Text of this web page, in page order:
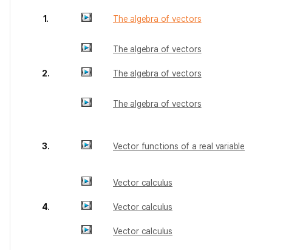
1. The algebra of vectors
The algebra of vectors
2. The algebra of vectors
The algebra of vectors
3. Vector functions of a real variable
Vector calculus
4. Vector calculus
Vector calculus